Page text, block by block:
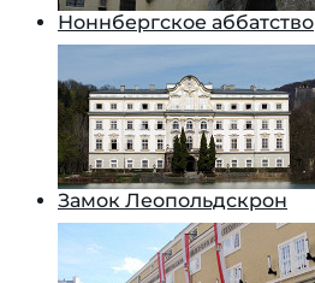
Ноннбергское аббатство
Замок Леопольдскрон